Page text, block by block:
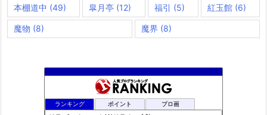
本棚道中 (49) 皐月亭 (12) 福引 (5) 紅玉館(6)
魔物 (8) 魔界 (8)
ランキング ポイント ブロ画
咲くやこのはな
1069位 ドラクエ10ラウラの日常とチーム運営ブログ